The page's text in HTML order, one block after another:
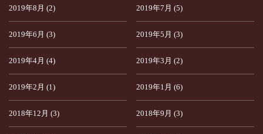
2019年8月 (2) 2019年7月 (5)
2019年6月 (3) 2019年5月 (3)
2019年4月 (4) 2019年3月 (2)
2019年2月 (1) 2019年1月 (6)
2018年12月 (3) 2018年9月 (3)